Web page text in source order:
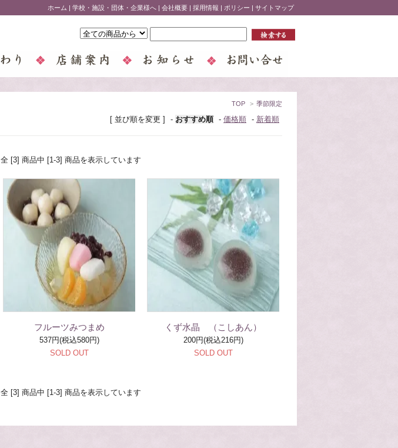
ホーム | 学校・施設・団体・企業様へ | 会社概要 | 採用情報 | ポリシー | サイトマップ
TOP > 季節限定
[ 並び順を変更 ] - おすすめ順 - 価格順 - 新着順
全 [3] 商品中 [1-3] 商品を表示しています
フルーツみつまめ
537円(税込580円)
SOLD OUT
くず水晶 （こしあん）
200円(税込216円)
SOLD OUT
全 [3] 商品中 [1-3] 商品を表示しています